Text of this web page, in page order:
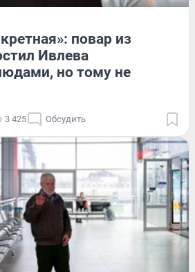
повар из
Ивлева
но тому не
3 425 Обсудить